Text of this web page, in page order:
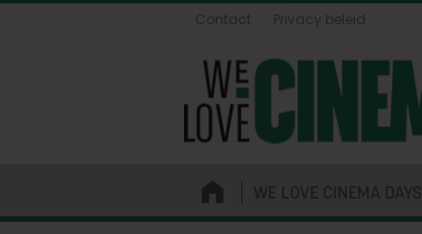
Contact Privacy beleid
WE LOVE CINEMA DAYS